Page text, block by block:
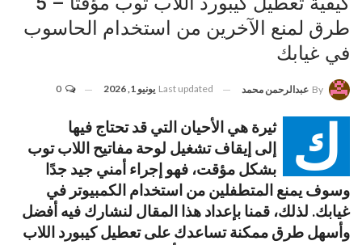
طرق لمنع الآخرين من استخدام الحاسوب
في غيابك
By عبدالرحمن محمد Last updated يونيو 1, 2026
ك
ثيرة هي الأحيان التي قد تحتاج فيها
إلى إيقاف تشغيل لوحة مفاتيح اللاب توب
بشكل مؤقت، فهو إجراء أمني جيد جدًا
وسوف يمنع المتطفلين من استخدام الكمبيوتر في
غيابك. لذلك، قمنا بإعداد هذا المقال لنشارك فيه أفضل
وأسهل طرق ممكنة تساعدك على تعطيل كيبورد اللاب